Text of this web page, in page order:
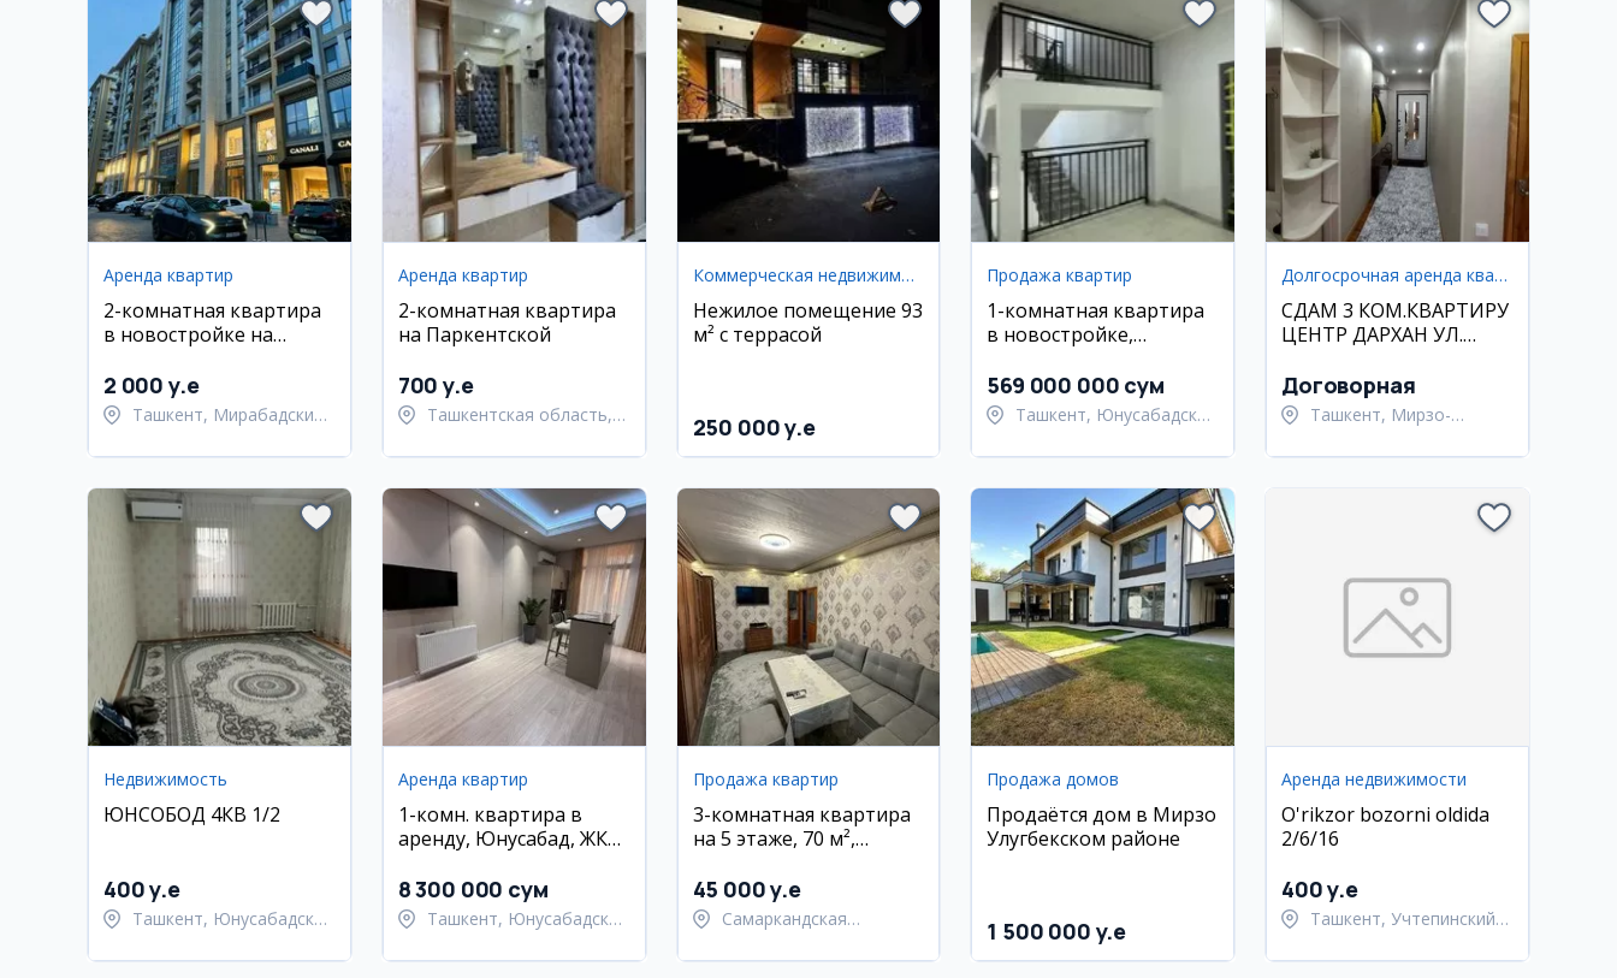
Аренда квартир
2-комнатная квартира
в новостройке на
с метро Ойбек
2 000 y.e
Ташкент, Мирабадский
Аренда квартир
2-комнатная квартира
на Паркентской
700 y.e
Ташкентская область,
Коммерческая недвижимость
Нежилое помещение 93
м² с террасой
250 000 y.e
Продажа квартир
1-комнатная квартира
в новостройке,
569 000 000 сум
Ташкент, Юнусабадский
Долгосрочная аренда квартир
СДАМ 3 КОМ.КВАРТИРУ
ЦЕНТР ДАРХАН УЛ.
ДОЛГОСРОЧНО
Договорная
Ташкент, Мирзо-
Недвижимость
ЮНСОБОД 4КВ 1/2
400 y.e
Ташкент, Юнусабадский
Аренда квартир
1-комн. квартира в
аренду, Юнусабад, ЖК
8 300 000 сум
Ташкент, Юнусабадский
Продажа квартир
3-комнатная квартира
на 5 этаже, 70 м²,
45 000 y.e
Самаркандская
Самаркандский район
Продажа домов
Продаётся дом в Мирзо
Улугбекском районе
1 500 000 y.e
Аренда недвижимости
O'rikzor bozorni oldida
2/6/16
400 y.e
Ташкент, Учтепинский